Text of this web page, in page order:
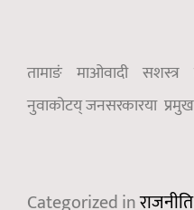
तामाङं माओवादी सशस्त्र
नुवाकोटय् जनसरकारया
Categorized inराजनीति